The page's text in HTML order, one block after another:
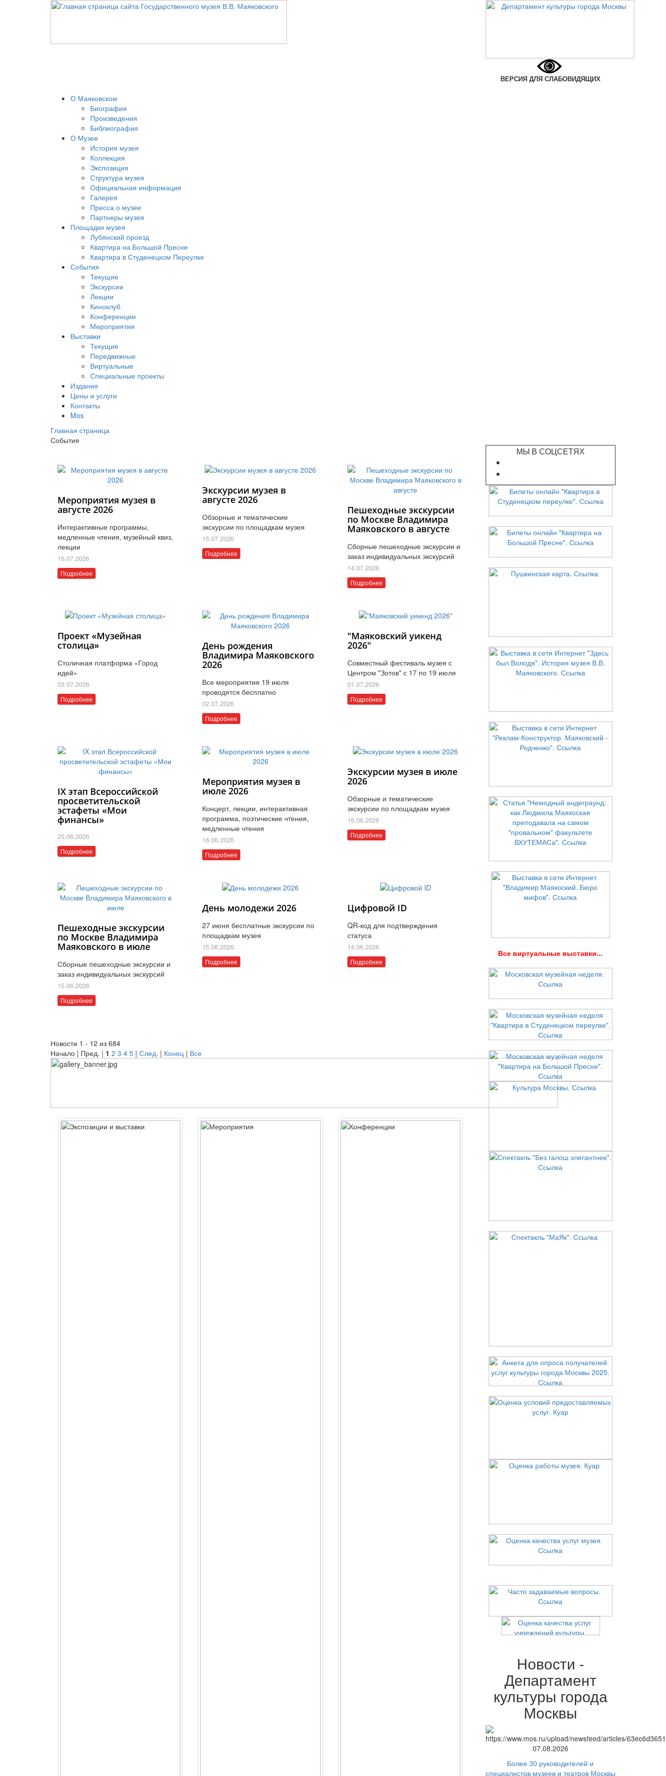
ВЕРСИЯ ДЛЯ СЛАБОВИДЯЩИХ
О Маяковском
Биография
Произведения
Библиография
О Музее
История музея
Коллекция
Экспозиция
Структура музея
Официальная информация
Галерея
Пресса о музее
Партнеры музея
Площадки музея
Лубянский проезд
Квартира на Большой Пресне
Квартира в Студенецком Переулке
События
Текущие
Экскурсии
Лекции
Киноклуб
Конференции
Мероприятия
Выставки
Текущие
Передвижные
Виртуальные
Специальные проекты
Издания
Цены и услуги
Контакты
Mos
Главная страница
События
Мероприятия музея в
августе 2026
Интерактивные программы,
медленные чтения, музейный квиз,
лекции
16.07.2026
Подробнее
Экскурсии музея в
августе 2026
Обзорные и тематические
экскурсии по площадкам музея
15.07.2026
Подробнее
Пешеходные экскурсии
по Москве Владимира
Маяковского в августе
Сборные пешеходные экскурсии и
заказ индивидуальных экскурсий
14.07.2026
Подробнее
Проект «Музейная
столица»
Столичная платформа «Город
идей»
03.07.2026
Подробнее
День рождения
Владимира Маяковского
2026
Все мероприятия 19 июля
проводятся бесплатно
02.07.2026
Подробнее
"Маяковский уикенд
2026"
Совместный фестиваль музея с
Центром "Зотов" с 17 по 19 июля
01.07.2026
Подробнее
IX этап Всероссийской
просветительской
эстафеты «Мои
финансы»
25.06.2026
Подробнее
Мероприятия музея в
июле 2026
Концерт, лекции, интерактивная
программа, поэтические чтения,
медленные чтения
16.06.2026
Подробнее
Экскурсии музея в июле
2026
Обзорные и тематические
экскурсии по площадкам музея
16.06.2026
Подробнее
Пешеходные экскурсии
по Москве Владимира
Маяковского в июле
Сборные пешеходные экскурсии и
заказ индивидуальных экскурсий
15.06.2026
Подробнее
День молодежи 2026
27 июня бесплатные экскурсии по
площадкам музея
15.06.2026
Подробнее
Цифровой ID
QR-код для подтверждения
статуса
14.06.2026
Подробнее
Новости 1 - 12 из 684
Начало | Пред. | 1 2 3 4 5 | След. | Конец | Все
МЫ В СОЦСЕТЯХ
Все виртуальные выставки...
Новости -
Департамент
культуры города
Москвы
07.08.2026
Более 30 руководителей и
специалистов музеев и театров Москвы